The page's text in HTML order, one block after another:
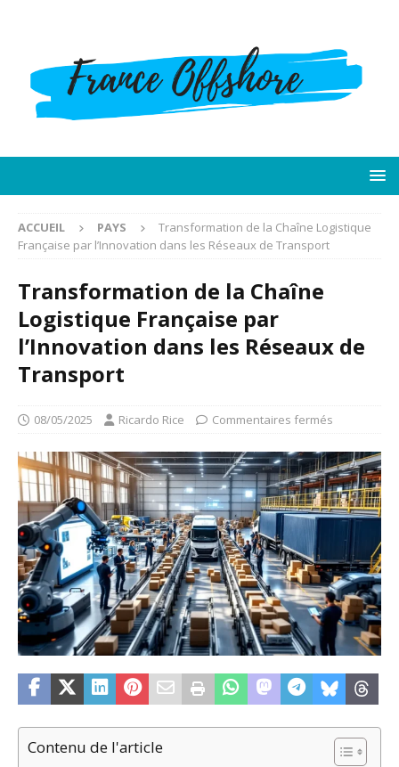
ACCUEIL PAYS
Transformation de la Chaîne Logistique
Française par l’Innovation dans les Réseaux de Transport
Transformation de la Chaîne
Logistique Française par
l’Innovation dans les Réseaux de
Transport
08/05/2025 Ricardo Rice Commentaires fermés
Contenu de l'article